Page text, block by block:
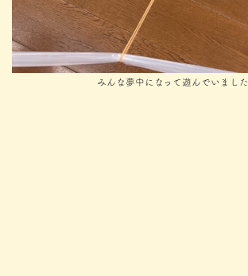
みんな夢中になって遊んでいました